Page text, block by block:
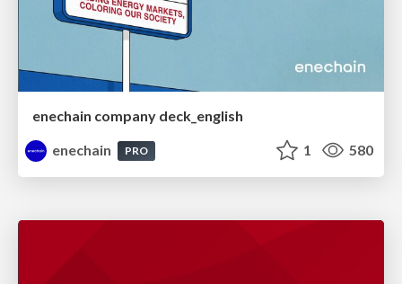
enechain company deck_english
enechain
PRO 1 580